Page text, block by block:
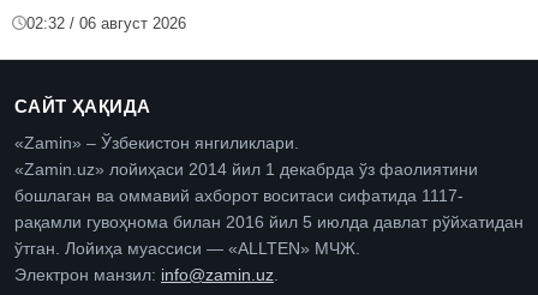
02:32 / 06 август 2026
САЙТ ҲАҚИДА
«Zamin» – Ўзбекистон янгиликлари.
«Zamin.uz» лойиҳаси 2014 йил 1 декабрда ўз фаолиятини
бошлаган ва оммавий ахборот воситаси сифатида 1117-
рақамли гувоҳнома билан 2016 йил 5 июлда давлат рўйхатидан
ўтган. Лойиҳа муассиси — «ALLTEN» МЧЖ.
Электрон манзил: info@zamin.uz